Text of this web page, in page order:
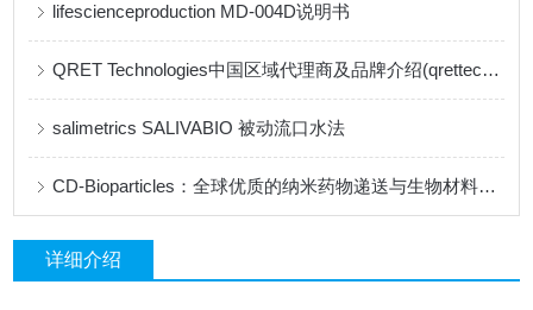
lifescienceproduction MD-004D说明书
QRET Technologies中国区域代理商及品牌介绍(qrettech特约代理)
salimetrics ​SALIVABIO 被动流口水法
CD-Bioparticles：全球优质的纳米药物递送与生物材料研发平台
详细介绍